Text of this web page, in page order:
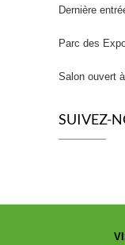
Dernière
Parc des
Salon ouvert
SUIVEZ-